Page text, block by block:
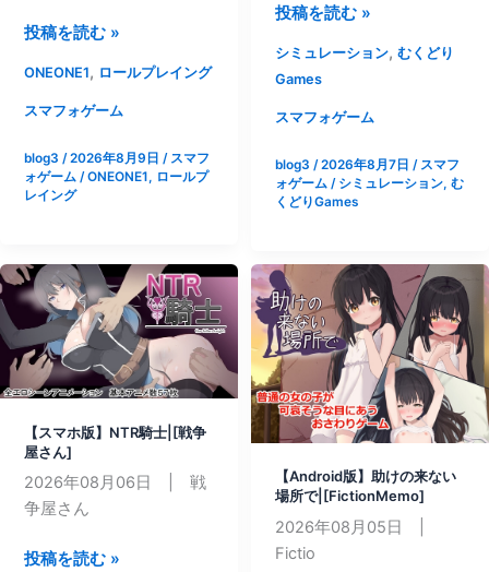
【ス
ホ
版】
全
版】
の
オ
タ
ー
エ
ゴ
イ
ズ
ム|
投稿を読む »
ONEONE1, ロールプレイング
スマフォゲーム
blog3 /2026年8月9日 / スマフ
ォゲーム/ONEONE1, ロールプ
レイング
【ス
ホ
版】
こ
で
お
性
処
理
課！|
[む
く
Games]
投稿を読む »
シミュレーション, むくどり
Games
スマフォゲーム
blog3 /2026年8月7日 / スマフ
ォゲーム/ シミュレーション, む
くどりGames
【スマホ版】NTR騎士|[戦争
屋さん]
2026年08月06日 | 戦
争屋さん
【ス
投稿を読む »
【Android版】助けの来ない
場所で|[FictionMemo]
2026年08月05日 |
Fictio